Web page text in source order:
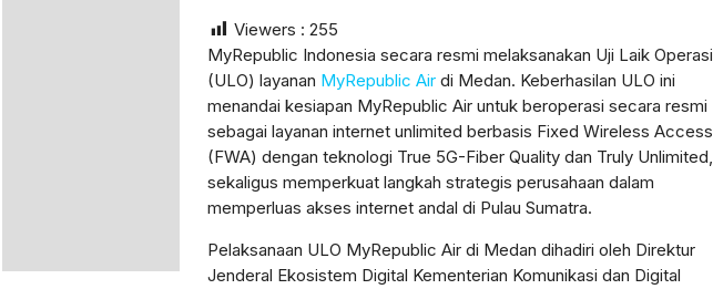
Viewers : 255
MyRepublic Indonesia secara resmi melaksanakan Uji Laik Operasi
(ULO) layanan MyRepublic Air di Medan. Keberhasilan ULO ini
menandai kesiapan MyRepublic Air untuk beroperasi secara resmi
sebagai layanan internet unlimited berbasis Fixed Wireless Access
(FWA) dengan teknologi True 5G-Fiber Quality dan Truly Unlimited,
sekaligus memperkuat langkah strategis perusahaan dalam
memperluas akses internet andal di Pulau Sumatra.
Pelaksanaan ULO MyRepublic Air di Medan dihadiri oleh Direktur
Jenderal Ekosistem Digital Kementerian Komunikasi dan Digital